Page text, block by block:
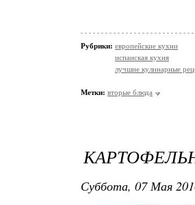
Рубрики: европейские кухни
испанская кухня
лучшие кулинарные
Метки: вторые блюда
Суббота, 07 Мая